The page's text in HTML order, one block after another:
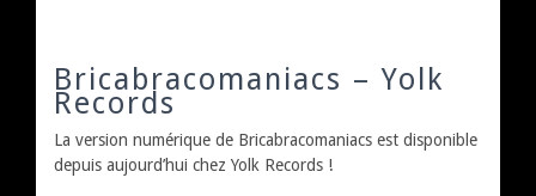
Bricabracomaniacs – Yolk
Records
La version numérique de Bricabracomaniacs est disponible
depuis aujourd’hui chez Yolk Records !